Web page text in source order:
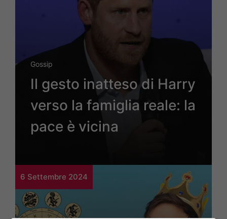
Gossip
Il gesto inatteso di Harry
verso la famiglia reale: la
pace è vicina
6 Settembre 2024